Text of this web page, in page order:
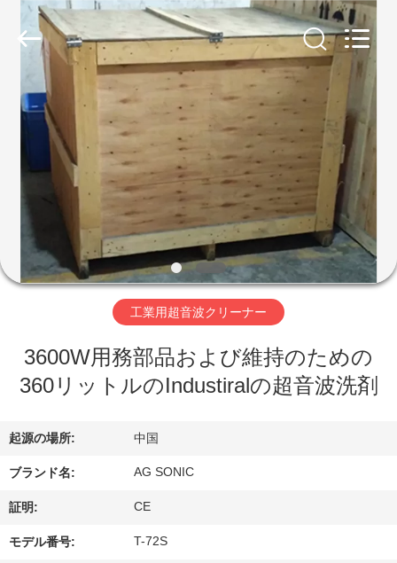
家
ロ
ク
VR
シ
ョ
ー
supplier.
Copyright
2017
Technology
limited.
工業用超音波クリーナー
3600W用務部品および維持のための
360リットルのIndustiralの超音波洗剤
起源の場所: 中国
ブランド名: AG SONIC
証明: CE
モデル番号: T-72S